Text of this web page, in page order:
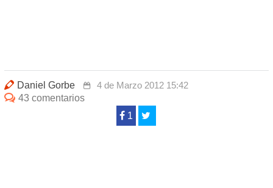
Daniel Gorbe
4 de Marzo 2012 15:42
43 comentarios
1